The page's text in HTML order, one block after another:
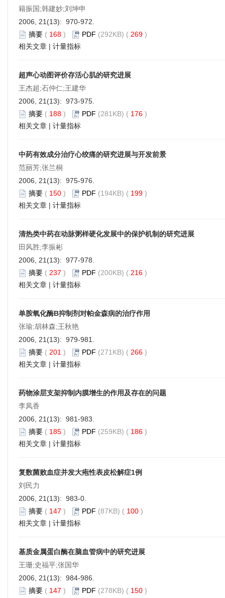
籍振国;韩建妙;刘坤申
2006, 21(13): 970-972.
摘要 ( 168 ) PDF (292KB) ( 269 )
相关文章 | 计量指标
超声心动图评价存活心肌的研究进展
王杰超;石仲仁;王建华
2006, 21(13): 973-975.
摘要 ( 188 ) PDF (281KB) ( 176 )
相关文章 | 计量指标
中药有效成分治疗心绞痛的研究进展与开发前景
范丽芳;张兰桐
2006, 21(13): 975-976.
摘要 ( 150 ) PDF (194KB) ( 199 )
相关文章 | 计量指标
清热类中药在动脉粥样硬化发展中的保护机制的研究进展
田风胜;李振彬
2006, 21(13): 977-978.
摘要 ( 237 ) PDF (200KB) ( 216 )
相关文章 | 计量指标
单胺氧化酶B抑制剂对帕金森病的治疗作用
张瑜;胡林森;王秋艳
2006, 21(13): 979-981.
摘要 ( 201 ) PDF (271KB) ( 266 )
相关文章 | 计量指标
药物涂层支架抑制内膜增生的作用及存在的问题
李凤香
2006, 21(13): 981-983.
摘要 ( 185 ) PDF (259KB) ( 186 )
相关文章 | 计量指标
复数菌败血症并发大疱性表皮松解症1例
刘民力
2006, 21(13): 983-0.
摘要 ( 147 ) PDF (87KB) ( 100 )
相关文章 | 计量指标
基质金属蛋白酶在脑血管病中的研究进展
王珊;史福平;张国华
2006, 21(13): 984-986.
摘要 ( 147 ) PDF (278KB) ( 150 )